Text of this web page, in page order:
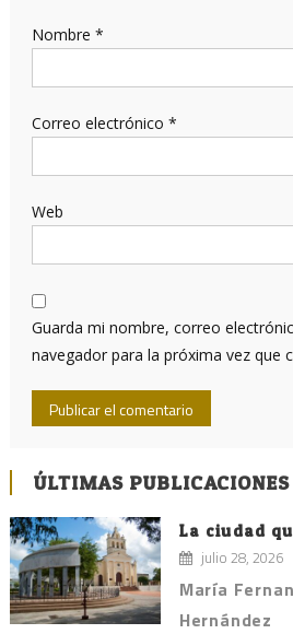
Nombre *
Correo electrónico *
Web
Guarda mi nombre, correo
navegador para la próxima vez que
ÚLTIMAS PUBLICACIONES
La ciudad
julio 28, 2026
María
Hernández